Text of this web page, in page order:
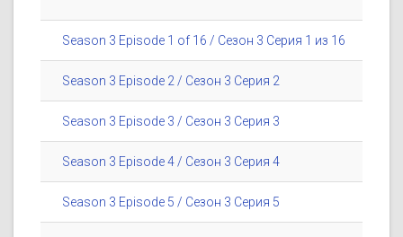
Season 3 Episode 1 of 16 / Сезон 3 Серия 1 из 16
Season 3 Episode 2 / Сезон 3 Серия 2
Season 3 Episode 3 / Сезон 3 Серия 3
Season 3 Episode 4 / Сезон 3 Серия 4
Season 3 Episode 5 / Сезон 3 Серия 5